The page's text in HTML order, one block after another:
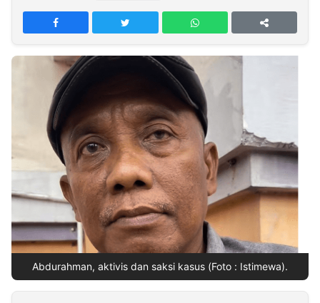
PT
TREETAN
INDONESIA
Partner
NTB
Time
IDN
Jogja
Rakyat
News
Notice
Dinamikapost.com
Baru
Seedbacklink
Follow
Kabarbaru
Abdurahman, aktivis dan saksi kasus (Foto : Istimewa).